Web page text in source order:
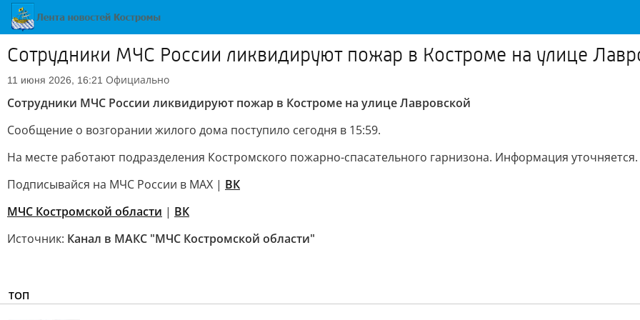
Сотрудники МЧС России ликвидируют пожар в Костроме на улице
11 июня 2026, 16:21 Официально
Сотрудники МЧС России ликвидируют пожар в Костроме на улице Лавровской
Сообщение о возгорании жилого дома поступило сегодня в 15:59.
На месте работают подразделения Костромского пожарно-спасательного гарнизона. Информация уточняется.
Подписывайся на МЧС России в MAX | ВК
МЧС Костромской области | ВК
Источник: Канал в МАКС "МЧС Костромской области"
ТОП